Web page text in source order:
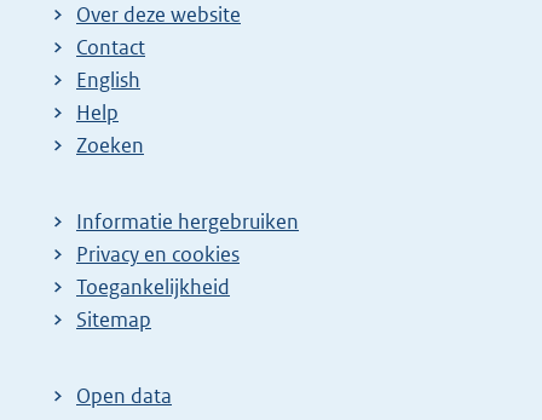
Over deze website
Contact
English
Help
Zoeken
Informatie hergebruiken
Privacy en cookies
Toegankelijkheid
Sitemap
Open data